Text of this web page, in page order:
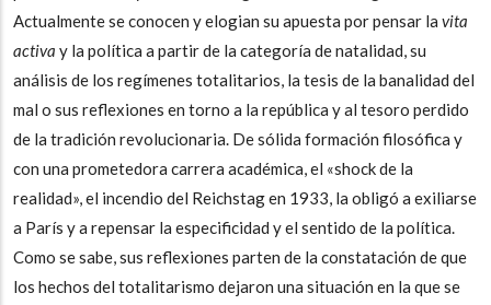
Actualmente se conocen y elogian su apuesta por pensar la vita
activa y la política a partir de la categoría de natalidad, su
análisis de los regímenes totalitarios, la tesis de la banalidad del
mal o sus reflexiones en torno a la república y al tesoro perdido
de la tradición revolucionaria. De sólida formación filosófica y
con una prometedora carrera académica, el «shock de la
realidad», el incendio del Reichstag en 1933, la obligó a exiliarse
a París y a repensar la especificidad y el sentido de la política.
Como se sabe, sus reflexiones parten de la constatación de que
los hechos del totalitarismo dejaron una situación en la que se